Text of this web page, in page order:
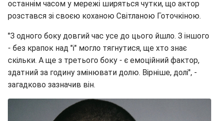
останнім часом у мережі ширяться чутки, що актор
розстався зі своєю коханою Світланою Готочкіною.
"З одного боку довгий час усе до цього йшло. З іншого
- без крапок над "і" могло тягнутися, ще хто знає
скільки. А ще з третього боку - є емоційний фактор,
здатний за годину змінювати долю. Вірніше, долі", -
загадково зазначив він.